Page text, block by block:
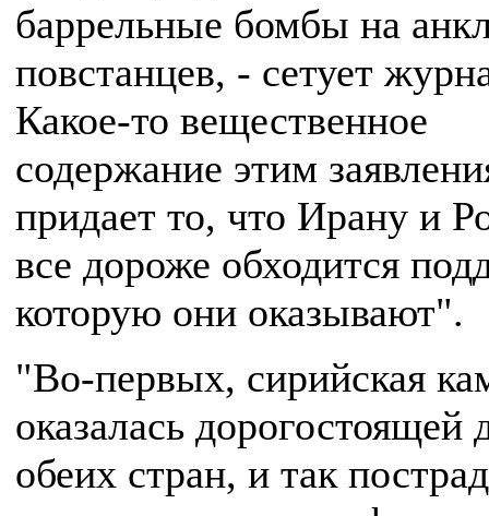
баррельные бомбы на
повстанцев, - сетует
Какое-то вещественное
содержание этим
придает то, что Ирану и
все дороже обходится
которую они оказывают".
"Во-первых, сирийская
оказалась дорогостоящей
обеих стран, и так